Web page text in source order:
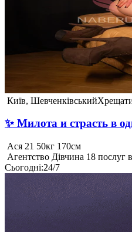
Київ, Шевченківський
✨ Милота и страсть в
Ася 21 50кг 170см
Агентство Дівчина 18 послуг
Сьогодні:24/7